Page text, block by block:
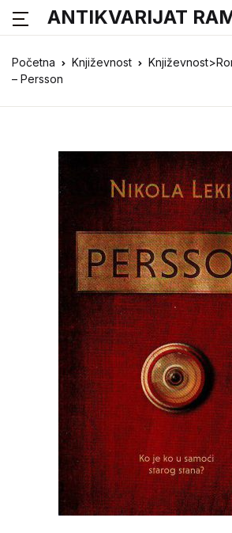
ANTIKVARIJAT
Početna Književnost
– Persson